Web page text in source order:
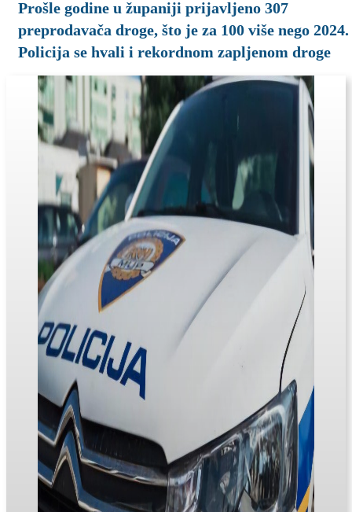
Prošle godine u županiji prijavljeno 307
preprodavača droge, što je za 100 više nego 2024.
Policija se hvali i rekordnom zapljenom droge